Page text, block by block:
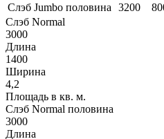
Слэб Jumbo половина
3200
Слэб Normal
3000
Длина
1400
Ширина
4,2
Площадь в кв. м.
Слэб Normal половина
3000
Длина